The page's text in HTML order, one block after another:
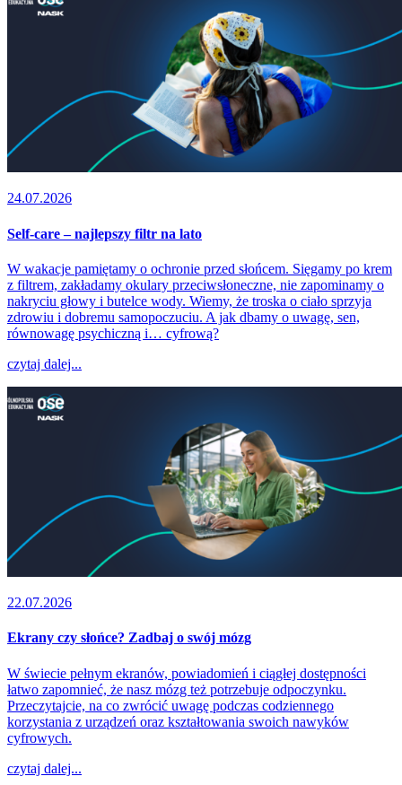
24.07.2026
Self-care – najlepszy filtr na lato
W wakacje pamiętamy o ochronie przed słońcem. Sięgamy po krem
z filtrem, zakładamy okulary przeciwsłoneczne, nie zapominamy o
nakryciu głowy i butelce wody. Wiemy, że troska o ciało sprzyja
zdrowiu i dobremu samopoczuciu. A jak dbamy o uwagę, sen,
równowagę psychiczną i… cyfrową?
czytaj dalej...
22.07.2026
Ekrany czy słońce? Zadbaj o swój mózg
W świecie pełnym ekranów, powiadomień i ciągłej dostępności
łatwo zapomnieć, że nasz mózg też potrzebuje odpoczynku.
Przeczytajcie, na co zwrócić uwagę podczas codziennego
korzystania z urządzeń oraz kształtowania swoich nawyków
cyfrowych.
czytaj dalej...